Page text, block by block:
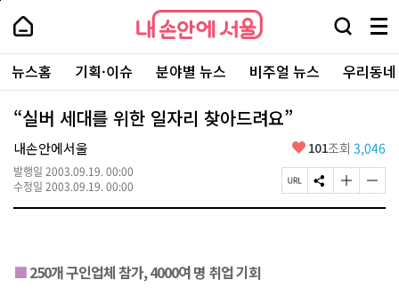
본
로
가
내
손
안
에
서
울
-
울
시
대
표
소
내
손
에
울
검
창
열
기
메
뉴
전
체
보
주
요
서
뉴스홈 기획·이슈 분야별 뉴스 비주얼 뉴스 우리동
“실버 세대를 위한 일자리 찾아드려요”
내손안에서울
발행일 2003.09.19. 00:00
수정일 2003.09.19. 00:00
좋
요
101조회 3,046
페
이
S
N
글
자
글
자
■250개 구인업체 참가, 4000여 명 취업 기회
페
상
단
로